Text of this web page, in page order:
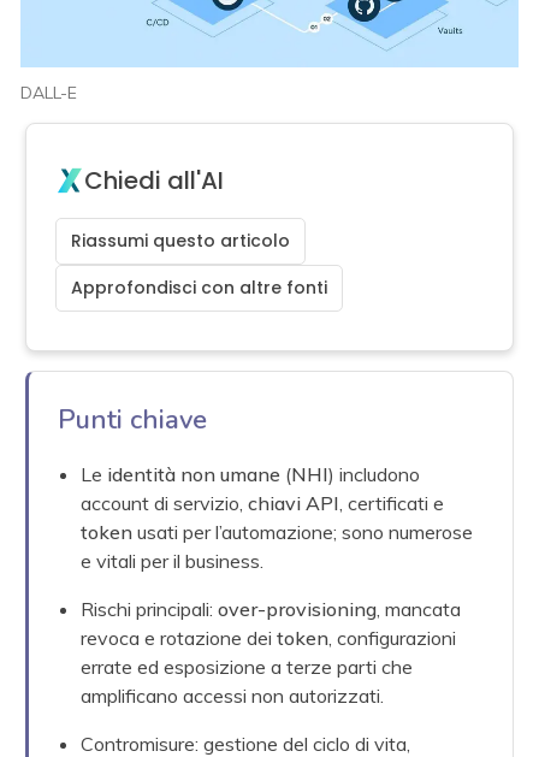
DALL-E
Chiedi all'AI
Riassumi questo articolo
Approfondisci con altre fonti
Punti chiave
Le identità non umane (NHI) includono
account di servizio,chiavi API , certificati e
token usati per l’automazione; sono numerose
e vitali per il business.
Rischi principali:over-provisioning , mancata
revoca e rotazione deitoken , configurazioni
errate ed esposizione a terze parti che
amplificano accessi non autorizzati.
Contromisure: gestione del ciclo di vita,